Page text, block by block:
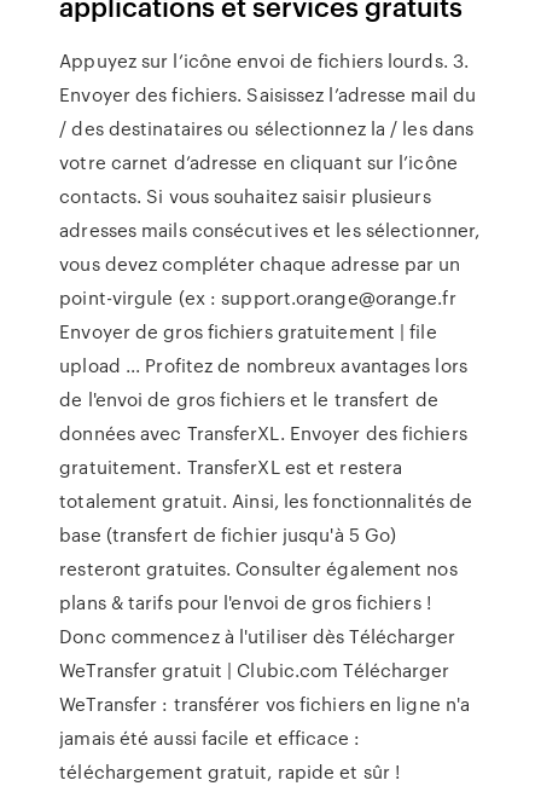
Appuyez sur l’icône envoi de fichiers lourds. 3.
Envoyer des fichiers. Saisissez l’adresse mail du
/ des destinataires ou sélectionnez la / les dans
votre carnet d’adresse en cliquant sur l’icône
contacts. Si vous souhaitez saisir plusieurs
adresses mails consécutives et les sélectionner,
vous devez compléter chaque adresse par un
point-virgule (ex : support.orange@orange.fr
Envoyer de gros fichiers gratuitement | file
upload ... Profitez de nombreux avantages lors
de l'envoi de gros fichiers et le transfert de
données avec TransferXL. Envoyer des fichiers
gratuitement. TransferXL est et restera
totalement gratuit. Ainsi, les fonctionnalités de
base (transfert de fichier jusqu'à 5 Go)
resteront gratuites. Consulter également nos
plans & tarifs pour l'envoi de gros fichiers !
Donc commencez à l'utiliser dès Télécharger
WeTransfer gratuit | Clubic.com Télécharger
WeTransfer : transférer vos fichiers en ligne n'a
jamais été aussi facile et efficace :
téléchargement gratuit, rapide et sûr !